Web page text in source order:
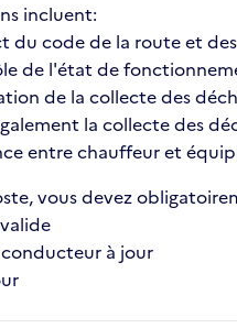
incluent:
du code de la route et
de l'état de
de la collecte des
la collecte des
entre chauffeur et
vous devez
à jour